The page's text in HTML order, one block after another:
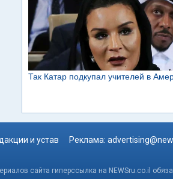
и устав Реклама:
сайта гиперссылка на NEWSru.co.il